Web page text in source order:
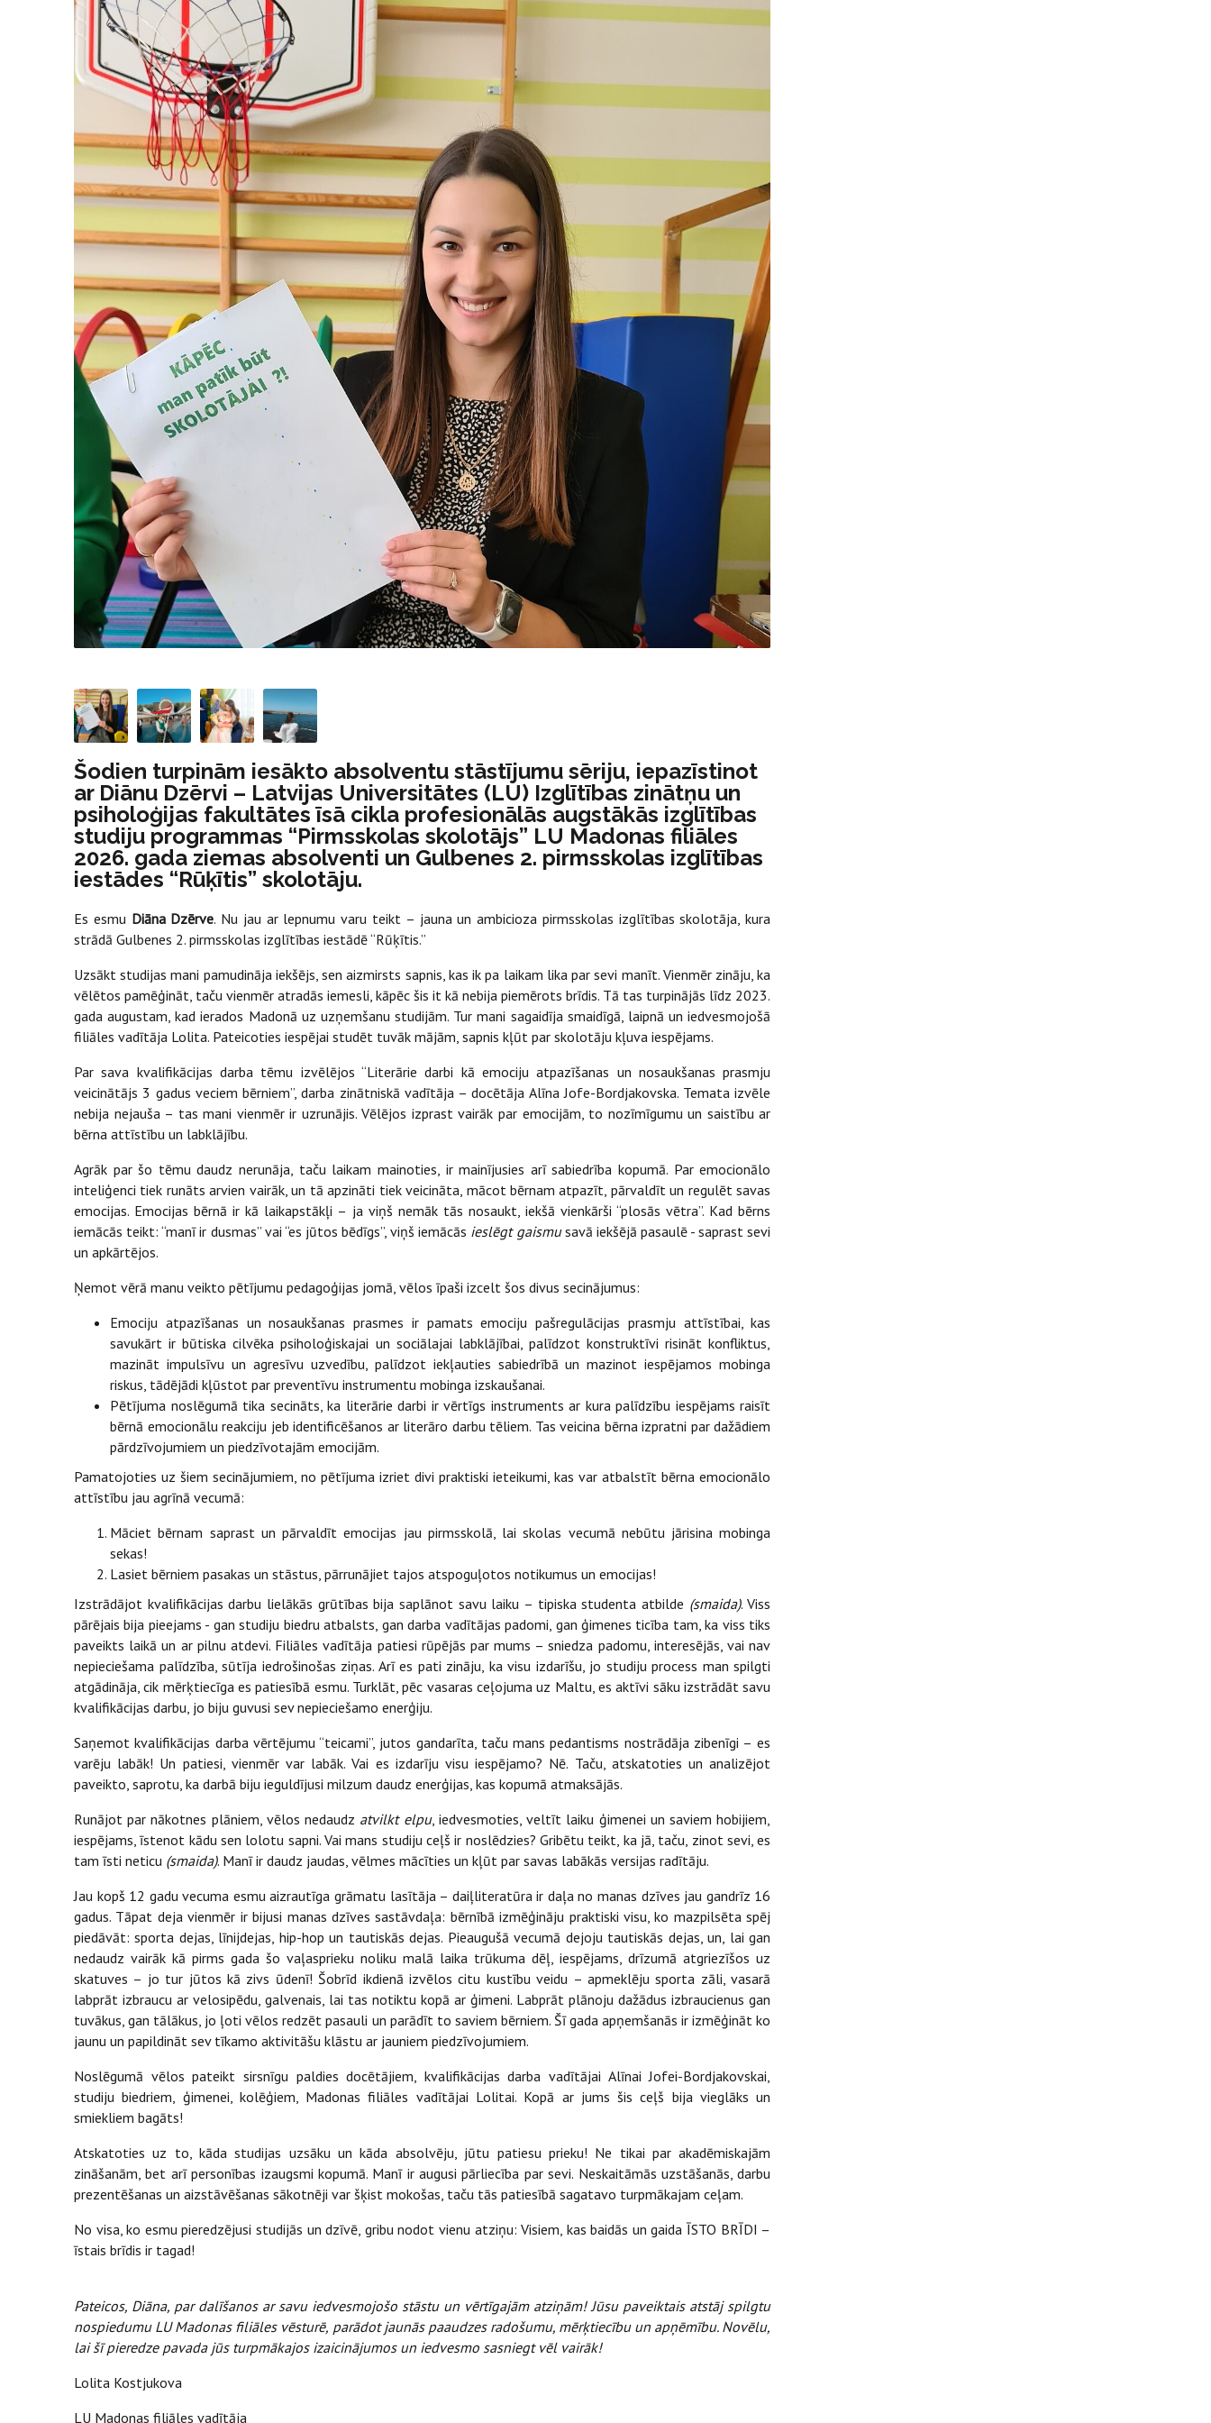
Šodien turpinām iesākto absolventu stāstījumu sēriju, iepazīstinot
ar Diānu Dzērvi – Latvijas Universitātes (LU) Izglītības zinātņu un
psiholoģijas fakultātes īsā cikla profesionālās augstākās izglītības
studiju programmas “Pirmsskolas skolotājs” LU Madonas filiāles
2026. gada ziemas absolventi un Gulbenes 2. pirmsskolas izglītības
iestādes “Rūķītis” skolotāju.
Es esmu Diāna Dzērve. Nu jau ar lepnumu varu teikt – jauna un ambicioza pirmsskolas izglītības skolotāja, kura
strādā Gulbenes 2. pirmsskolas izglītības iestādē “Rūķītis.”
Uzsākt studijas mani pamudināja iekšējs, sen aizmirsts sapnis, kas ik pa laikam lika par sevi manīt. Vienmēr zināju, ka
vēlētos pamēģināt, taču vienmēr atradās iemesli, kāpēc šis it kā nebija piemērots brīdis. Tā tas turpinājās līdz 2023.
gada augustam, kad ierados Madonā uz uzņemšanu studijām. Tur mani sagaidīja smaidīgā, laipnā un iedvesmojošā
filiāles vadītāja Lolita. Pateicoties iespējai studēt tuvāk mājām, sapnis kļūt par skolotāju kļuva iespējams.
Par sava kvalifikācijas darba tēmu izvēlējos “Literārie darbi kā emociju atpazīšanas un nosaukšanas prasmju
veicinātājs 3 gadus veciem bērniem”, darba zinātniskā vadītāja – docētāja Alīna Jofe-Bordjakovska. Temata izvēle
nebija nejauša – tas mani vienmēr ir uzrunājis. Vēlējos izprast vairāk par emocijām, to nozīmīgumu un saistību ar
bērna attīstību un labklājību.
Agrāk par šo tēmu daudz nerunāja, taču laikam mainoties, ir mainījusies arī sabiedrība kopumā. Par emocionālo
inteliģenci tiek runāts arvien vairāk, un tā apzināti tiek veicināta, mācot bērnam atpazīt, pārvaldīt un regulēt savas
emocijas. Emocijas bērnā ir kā laikapstākļi – ja viņš nemāk tās nosaukt, iekšā vienkārši “plosās vētra”. Kad bērns
iemācās teikt: “manī ir dusmas” vai “es jūtos bēdīgs”, viņš iemācās ieslēgt gaismusavā iekšējā pasaulē - saprast sevi
un apkārtējos.
Ņemot vērā manu veikto pētījumu pedagoģijas jomā, vēlos īpaši izcelt šos divus secinājumus:
Emociju atpazīšanas un nosaukšanas prasmes ir pamats emociju pašregulācijas prasmju attīstībai, kas
savukārt ir būtiska cilvēka psiholoģiskajai un sociālajai labklājībai, palīdzot konstruktīvi risināt konfliktus,
mazināt impulsīvu un agresīvu uzvedību, palīdzot iekļauties sabiedrībā un mazinot iespējamos mobinga
riskus, tādējādi kļūstot par preventīvu instrumentu mobinga izskaušanai.
Pētījuma noslēgumā tika secināts, ka literārie darbi ir vērtīgs instruments ar kura palīdzību iespējams raisīt
bērnā emocionālu reakciju jeb identificēšanos ar literāro darbu tēliem. Tas veicina bērna izpratni par dažādiem
pārdzīvojumiem un piedzīvotajām emocijām.
Pamatojoties uz šiem secinājumiem, no pētījuma izriet divi praktiski ieteikumi, kas var atbalstīt bērna emocionālo
attīstību jau agrīnā vecumā:
Māciet bērnam saprast un pārvaldīt emocijas jau pirmsskolā, lai skolas vecumā nebūtu jārisina mobinga
sekas!
Lasiet bērniem pasakas un stāstus, pārrunājiet tajos atspoguļotos notikumus un emocijas!
Izstrādājot kvalifikācijas darbu lielākās grūtības bija saplānot savu laiku – tipiska studenta atbilde (smaida). Viss
pārējais bija pieejams - gan studiju biedru atbalsts, gan darba vadītājas padomi, gan ģimenes ticība tam, ka viss tiks
paveikts laikā un ar pilnu atdevi. Filiāles vadītāja patiesi rūpējās par mums – sniedza padomu, interesējās, vai nav
nepieciešama palīdzība, sūtīja iedrošinošas ziņas. Arī es pati zināju, ka visu izdarīšu, jo studiju process man spilgti
atgādināja, cik mērķtiecīga es patiesībā esmu. Turklāt, pēc vasaras ceļojuma uz Maltu, es aktīvi sāku izstrādāt savu
kvalifikācijas darbu, jo biju guvusi sev nepieciešamo enerģiju.
Saņemot kvalifikācijas darba vērtējumu “teicami”, jutos gandarīta, taču mans pedantisms nostrādāja zibenīgi – es
varēju labāk! Un patiesi, vienmēr var labāk. Vai es izdarīju visu iespējamo? Nē. Taču, atskatoties un analizējot
paveikto, saprotu, ka darbā biju ieguldījusi milzum daudz enerģijas, kas kopumā atmaksājās.
Runājot par nākotnes plāniem, vēlos nedaudz atvilkt elpu, iedvesmoties, veltīt laiku ģimenei un saviem hobijiem,
iespējams, īstenot kādu sen lolotu sapni. Vai mans studiju ceļš ir noslēdzies? Gribētu teikt, ka jā, taču, zinot sevi, es
tam īsti neticu (smaida). Manī ir daudz jaudas, vēlmes mācīties un kļūt par savas labākās versijas radītāju.
Jau kopš 12 gadu vecuma esmu aizrautīga grāmatu lasītāja – daiļliteratūra ir daļa no manas dzīves jau gandrīz 16
gadus. Tāpat deja vienmēr ir bijusi manas dzīves sastāvdaļa: bērnībā izmēģināju praktiski visu, ko mazpilsēta spēj
piedāvāt: sporta dejas, līnijdejas, hip-hop un tautiskās dejas. Pieaugušā vecumā dejoju tautiskās dejas, un, lai gan
nedaudz vairāk kā pirms gada šo vaļasprieku noliku malā laika trūkuma dēļ, iespējams, drīzumā atgriezīšos uz
skatuves – jo tur jūtos kā zivs ūdenī! Šobrīd ikdienā izvēlos citu kustību veidu – apmeklēju sporta zāli, vasarā
labprāt izbraucu ar velosipēdu, galvenais, lai tas notiktu kopā ar ģimeni. Labprāt plānoju dažādus izbraucienus gan
tuvākus, gan tālākus, jo ļoti vēlos redzēt pasauli un parādīt to saviem bērniem. Šī gada apņemšanās ir izmēģināt ko
jaunu un papildināt sev tīkamo aktivitāšu klāstu ar jauniem piedzīvojumiem.
Noslēgumā vēlos pateikt sirsnīgu paldies docētājiem, kvalifikācijas darba vadītājai Alīnai Jofei-Bordjakovskai,
studiju biedriem, ģimenei, kolēģiem, Madonas filiāles vadītājai Lolitai. Kopā ar jums šis ceļš bija vieglāks un
smiekliem bagāts!
Atskatoties uz to, kāda studijas uzsāku un kāda absolvēju, jūtu patiesu prieku! Ne tikai par akadēmiskajām
zināšanām, bet arī personības izaugsmi kopumā. Manī ir augusi pārliecība par sevi. Neskaitāmās uzstāšanās, darbu
prezentēšanas un aizstāvēšanas sākotnēji var šķist mokošas, taču tās patiesībā sagatavo turpmākajam ceļam.
No visa, ko esmu pieredzējusi studijās un dzīvē, gribu nodot vienu atziņu: Visiem, kas baidās un gaida ĪSTO BRĪDI –
īstais brīdis ir tagad!
Pateicos, Diāna, par dalīšanos ar savu iedvesmojošo stāstu un vērtīgajām atziņām! Jūsu paveiktais atstāj spilgtu
nospiedumu LU Madonas filiāles vēsturē, parādot jaunās paaudzes radošumu, mērķtiecību un apņēmību. Novēlu,
lai šī pieredze pavada jūs turpmākajos izaicinājumos un iedvesmo sasniegt vēl vairāk!
Lolita Kostjukova
LU Madonas filiāles vadītāja